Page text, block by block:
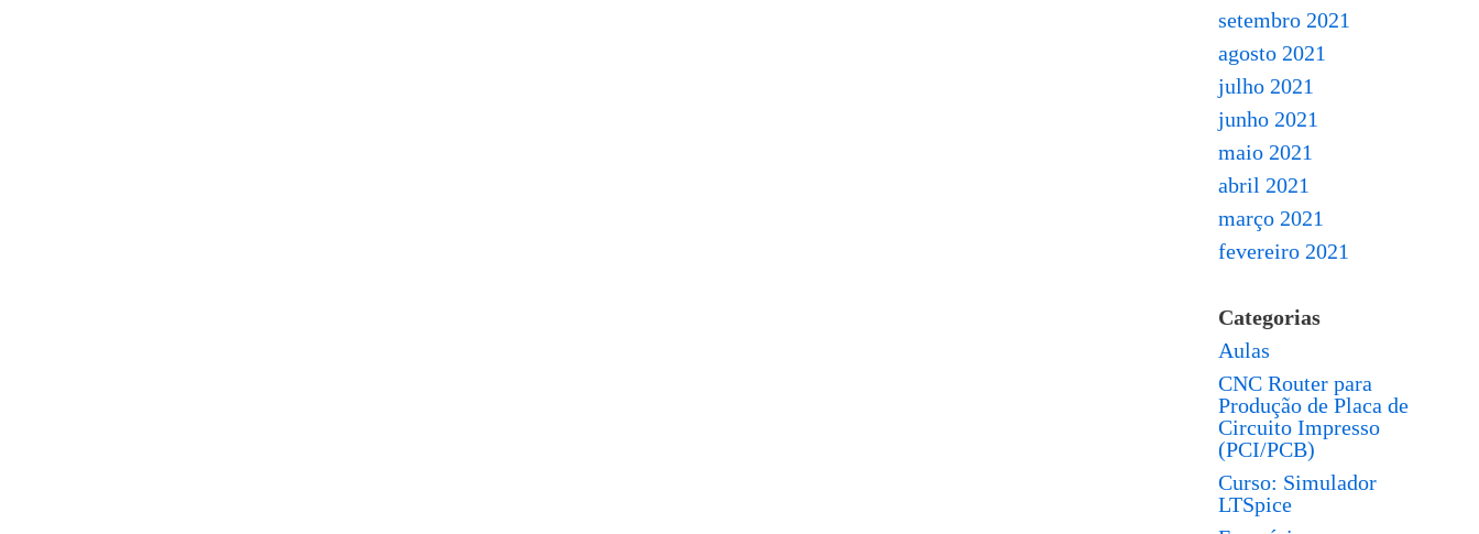
setembro 2021
agosto 2021
julho 2021
junho 2021
maio 2021
abril 2021
março 2021
fevereiro 2021
Categorias
Aulas
CNC Router para
Produção de Placa de
Circuito Impresso
(PCI/PCB)
Curso: Simulador
LTSpice